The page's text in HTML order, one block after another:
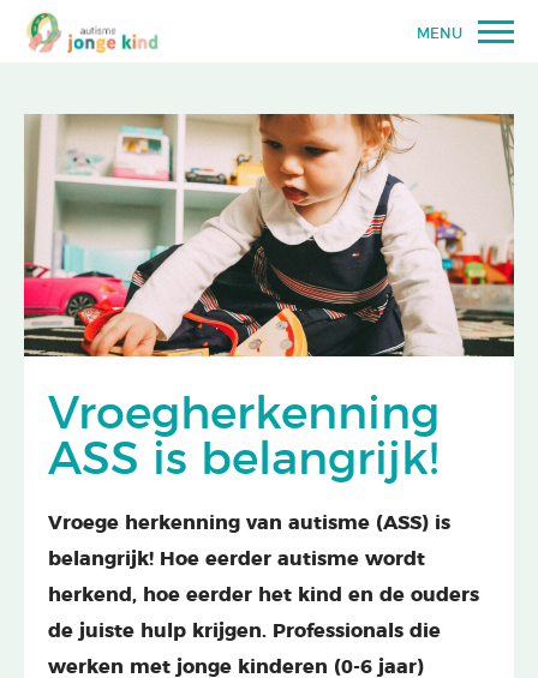
MENU
Vroegherkenning
ASS is belangrijk!
Vroege herkenning van autisme (ASS) is
belangrijk! Hoe eerder autisme wordt
herkend, hoe eerder het kind en de ouders
de juiste hulp krijgen. Professionals die
werken met jonge kinderen (0-6 jaar)